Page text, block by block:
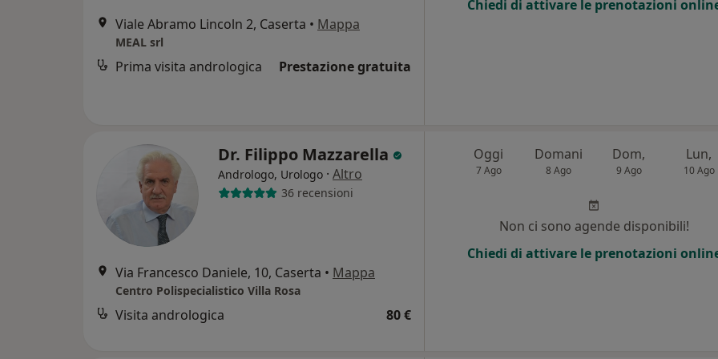
Viale Abramo Lincoln 2, Caserta • Mappa
MEAL srl
Prima visita andrologica Prestazione gratuita
Chiedi di attivare le prenotazioni
Dr. Filippo Mazzarella
Andrologo, Urologo · Altro
36 recensioni
Via Francesco Daniele, 10, Caserta • Mappa
Centro Polispecialistico Villa Rosa
Visita andrologica 80 €
Oggi
7 Ago
Domani
8 Ago
Dom,
9 Ago
Lun,
10 Ago
Non ci sono agende disponibili!
Chiedi di attivare le prenotazioni